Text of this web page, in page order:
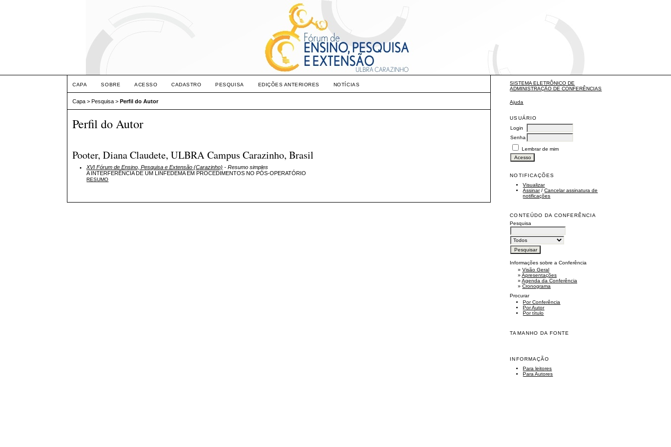
SISTEMA ELETRÔNICO DE
ADMINISTRAÇÃO DE CONFERÊNCIAS
Ajuda
USUÁRIO
Login
Senha
Lembrar de mim
NOTIFICAÇÕES
Visualizar
Assinar/Cancelar assinatura de
notificações
CONTEÚDO DA CONFERÊNCIA
Pesquisa
Informações sobre a Conferência
»Visão Geral
»Apresentações
»Agenda da Conferência
»Cronograma
Procurar
Por Conferência
Por Autor
Por título
TAMANHO DA FONTE
INFORMAÇÃO
Para leitores
Para Autores
CAPA SOBRE ACESSO CADASTRO PESQUISA EDIÇÕES ANTERIORES NOTÍCIAS
Capa >Pesquisa >Perfil do Autor
Perfil do Autor
Pooter, Diana Claudete, ULBRA Campus Carazinho, Brasil
XVI Fórum de Ensino, Pesquisa e Extensão (Carazinho) - Resumo simples
A INTERFERÊNCIA DE UM LINFEDEMA EM PROCEDIMENTOS NO PÓS-OPERATÓRIO
RESUMO